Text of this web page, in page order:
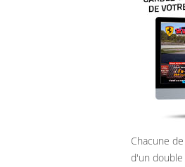
Chacune
d'un